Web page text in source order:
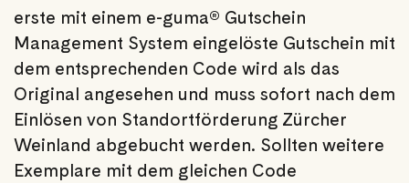
erste mit einem e-guma® Gutschein
Management System eingelöste Gutschein mit
dem entsprechenden Code wird als das
Original angesehen und muss sofort nach dem
Einlösen von Standortförderung Zürcher
Weinland abgebucht werden. Sollten weitere
Exemplare mit dem gleichen Code